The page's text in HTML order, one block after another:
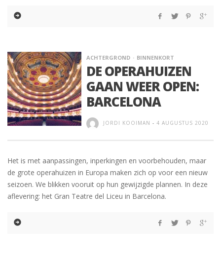
ACHTERGROND BINNENKORT
DE OPERAHUIZEN
GAAN WEER OPEN:
BARCELONA
JORDI KOOIMAN - 4 AUGUSTUS 2020
Het is met aanpassingen, inperkingen en voorbehouden, maar
de grote operahuizen in Europa maken zich op voor een nieuw
seizoen. We blikken vooruit op hun gewijzigde plannen. In deze
aflevering: het Gran Teatre del Liceu in Barcelona.